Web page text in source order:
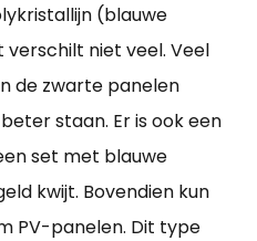
(blauwe
niet veel. Veel
de zwarte panelen
staan. Er is ook een
set met blauwe
kwijt. Bovendien kun
PV-panelen. Dit type